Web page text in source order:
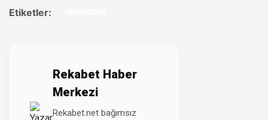
Etiketler:
Rekabet Haber
Merkezi
Rekabet.net bağımsız